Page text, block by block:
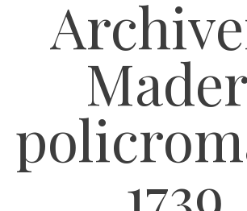
1739.